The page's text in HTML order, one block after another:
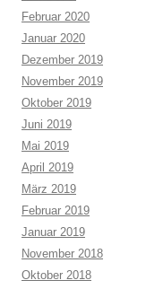
Februar 2020
Januar 2020
Dezember 2019
November 2019
Oktober 2019
Juni 2019
Mai 2019
April 2019
März 2019
Februar 2019
Januar 2019
November 2018
Oktober 2018